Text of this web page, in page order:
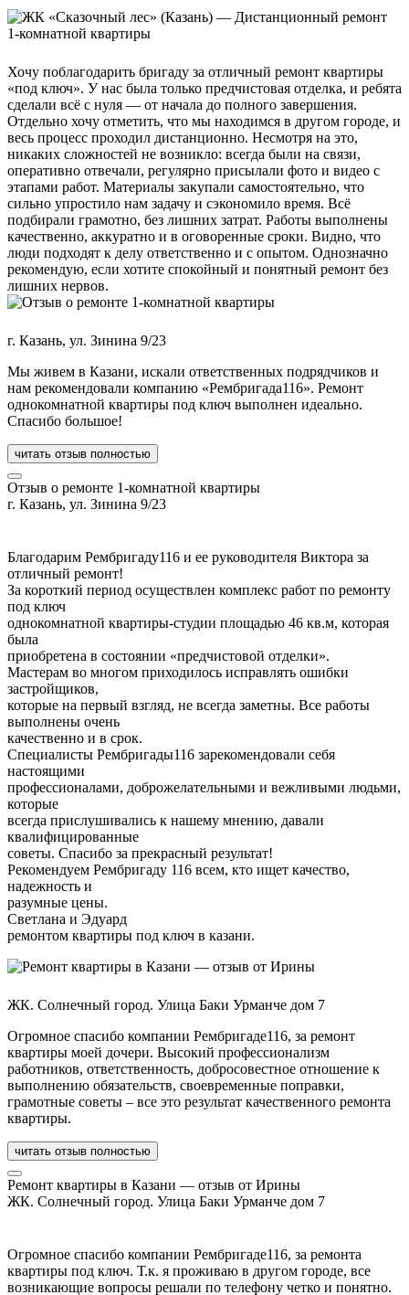
Хочу поблагодарить бригаду за отличный ремонт квартиры
«под ключ». У нас была только предчистовая отделка, и ребята
сделали всё с нуля — от начала до полного завершения.
Отдельно хочу отметить, что мы находимся в другом городе, и
весь процесс проходил дистанционно. Несмотря на это,
никаких сложностей не возникло: всегда были на связи,
оперативно отвечали, регулярно присылали фото и видео с
этапами работ. Материалы закупали самостоятельно, что
сильно упростило нам задачу и сэкономило время. Всё
подбирали грамотно, без лишних затрат. Работы выполнены
качественно, аккуратно и в оговоренные сроки. Видно, что
люди подходят к делу ответственно и с опытом. Однозначно
рекомендую, если хотите спокойный и понятный ремонт без
лишних нервов.
г. Казань, ул. Зинина 9/23
Мы живем в Казани, искали ответственных подрядчиков и
нам рекомендовали компанию «Рембригада116». Ремонт
однокомнатной квартиры под ключ выполнен идеально.
Спасибо большое!
читать отзыв полностью
Отзыв о ремонте 1-комнатной квартиры
г. Казань, ул. Зинина 9/23
Благодарим Рембригаду116 и ее руководителя Виктора за
отличный ремонт!
За короткий период осуществлен комплекс работ по ремонту
под ключ
однокомнатной квартиры-студии площадью 46 кв.м, которая
была
приобретена в состоянии «предчистовой отделки».
Мастерам во многом приходилось исправлять ошибки
застройщиков,
которые на первый взгляд, не всегда заметны. Все работы
выполнены очень
качественно и в срок.
Специалисты Рембригады116 зарекомендовали себя
настоящими
профессионалами, доброжелательными и вежливыми людьми,
которые
всегда прислушивались к нашему мнению, давали
квалифицированные
советы. Спасибо за прекрасный результат!
Рекомендуем Рембригаду 116 всем, кто ищет качество,
надежность и
разумные цены.
Светлана и Эдуард
ремонтом квартиры под ключ в казани.
ЖК. Солнечный город. Улица Баки Урманче дом 7
Огромное спасибо компании Рембригаде116, за ремонт
квартиры моей дочери. Высокий профессионализм
работников, ответственность, добросовестное отношение к
выполнению обязательств, своевременные поправки,
грамотные советы – все это результат качественного ремонта
квартиры.
читать отзыв полностью
Ремонт квартиры в Казани — отзыв от Ирины
ЖК. Солнечный город. Улица Баки Урманче дом 7
Огромное спасибо компании Рембригаде116, за ремонта
квартиры под ключ. Т.к. я проживаю в другом городе, все
возникающие вопросы решали по телефону четко и понятно.